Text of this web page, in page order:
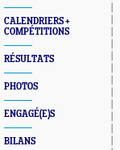
CALENDRIERS +
COMPÉTITIONS
RÉSULTATS
PHOTOS
ENGAGÉ(E)S
BILANS